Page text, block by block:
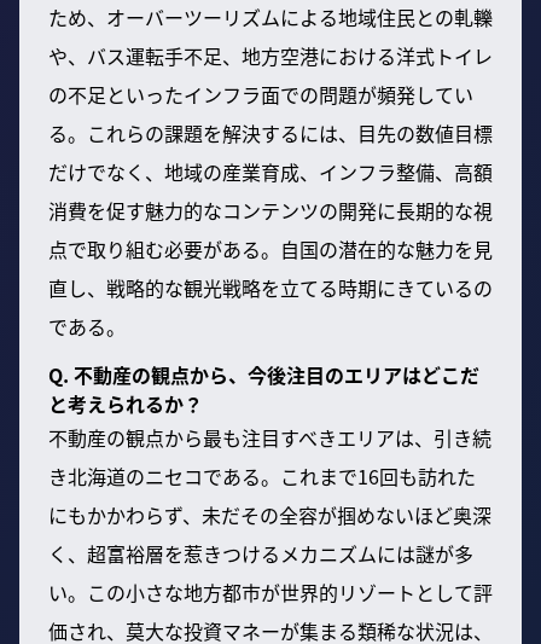
ため、オーバーツーリズムによる地域住民との軋轢
や、バス運転手不足、地方空港における洋式トイレ
の不足といったインフラ面での問題が頻発してい
る。これらの課題を解決するには、目先の数値目標
だけでなく、地域の産業育成、インフラ整備、高額
消費を促す魅力的なコンテンツの開発に長期的な視
点で取り組む必要がある。自国の潜在的な魅力を見
直し、戦略的な観光戦略を立てる時期にきているの
である。
Q. 不動産の観点から、今後注目のエリアはどこだ
と考えられるか？
不動産の観点から最も注目すべきエリアは、引き続
き北海道のニセコである。これまで16回も訪れた
にもかかわらず、未だその全容が掴めないほど奥深
く、超富裕層を惹きつけるメカニズムには謎が多
い。この小さな地方都市が世界的リゾートとして評
価され、莫大な投資マネーが集まる類稀な状況は、